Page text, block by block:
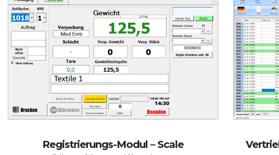
Registrierungs-Modul – Scale